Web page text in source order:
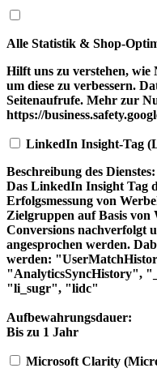
Alle Statistik & Shop-
Hilft uns zu verstehen, wie
um diese zu verbessern.
Seitenaufrufe. Mehr zur
https://
LinkedIn Insight-Tag
Beschreibung des Dienstes:
Das LinkedIn Insight Tag
Erfolgsmessung von
Zielgruppen auf Basis von
Conversions nachverfolgt
angesprochen werden.
werden:
"AnalyticsSyncHistory",
"li_sugr", "lidc"
Aufbewahrungsdauer:
Bis zu 1 Jahr
Microsoft Clarity